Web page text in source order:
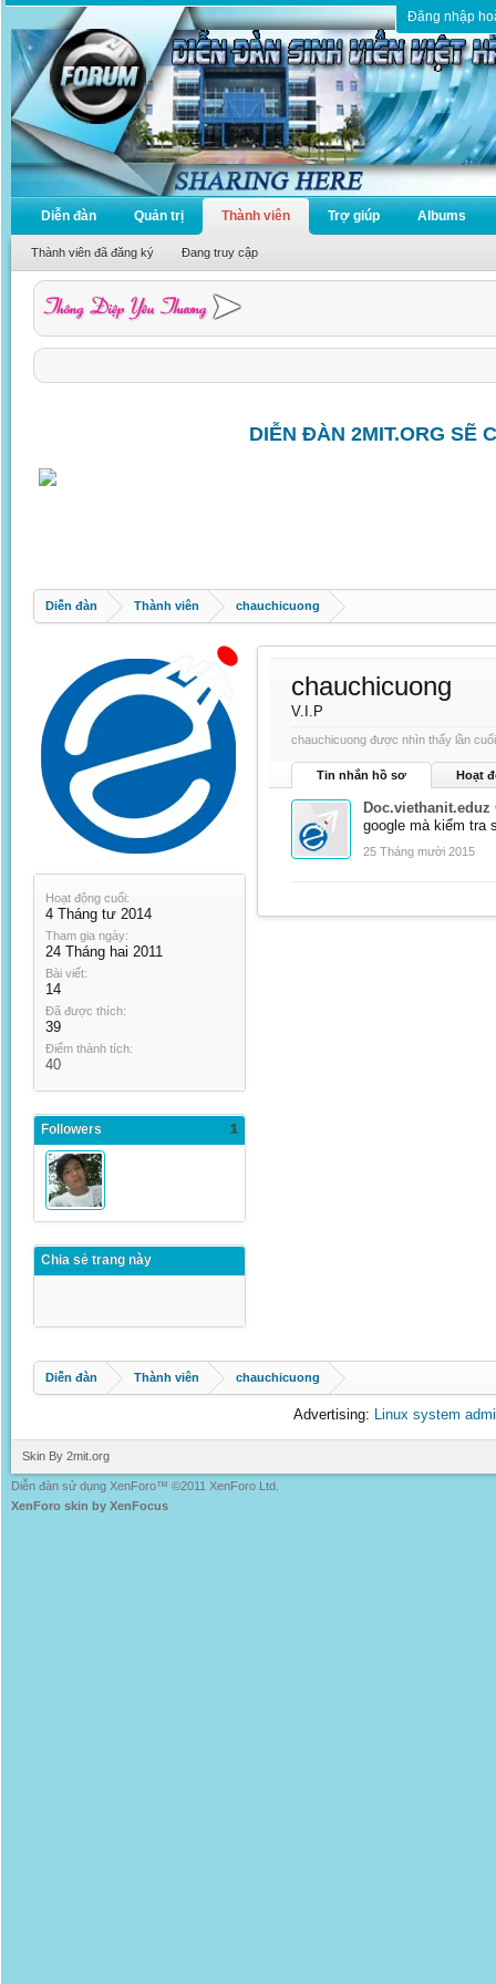
Đăng nhập
Diễn đàn Quản trị Thành viên
Thành viên đã đăng ký Đang truy cập
Trợ giúp Albums
DIỄN ĐÀN 2MIT.ORG SẼ
Diễn đàn Thành viên chauchicuong
Hoạt động cuối:
4 Tháng tư 2014
Tham gia ngày:
24 Tháng hai 2011
Bài viết:
14
Đã được thích:
39
Điểm thành tích:
40
Followers 1
Chia sẻ trang này
chauchicuong
V.I.P
chauchicuong được nhìn thấy lần
Tin nhắn hồ sơ Hoạt
Doc.viethanit.eduz
google mà kiểm tra
25 Tháng mười 2015
Diễn đàn Thành viên chauchicuong
Advertising: Linux system
Skin By 2mit.org
Diễn đàn sử dụng XenForo™ ©2011 XenForo Ltd.
XenForo skin by XenFocus